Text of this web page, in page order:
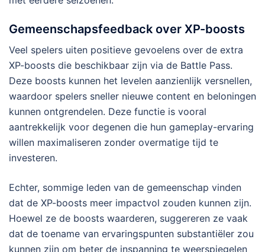
Gemeenschapsfeedback over XP-boosts
Veel spelers uiten positieve gevoelens over de extra
XP-boosts die beschikbaar zijn via de Battle Pass.
Deze boosts kunnen het levelen aanzienlijk versnellen,
waardoor spelers sneller nieuwe content en beloningen
kunnen ontgrendelen. Deze functie is vooral
aantrekkelijk voor degenen die hun gameplay-ervaring
willen maximaliseren zonder overmatige tijd te
investeren.
Echter, sommige leden van de gemeenschap vinden
dat de XP-boosts meer impactvol zouden kunnen zijn.
Hoewel ze de boosts waarderen, suggereren ze vaak
dat de toename van ervaringspunten substantiëler zou
kunnen zijn om beter de inspanning te weerspiegelen